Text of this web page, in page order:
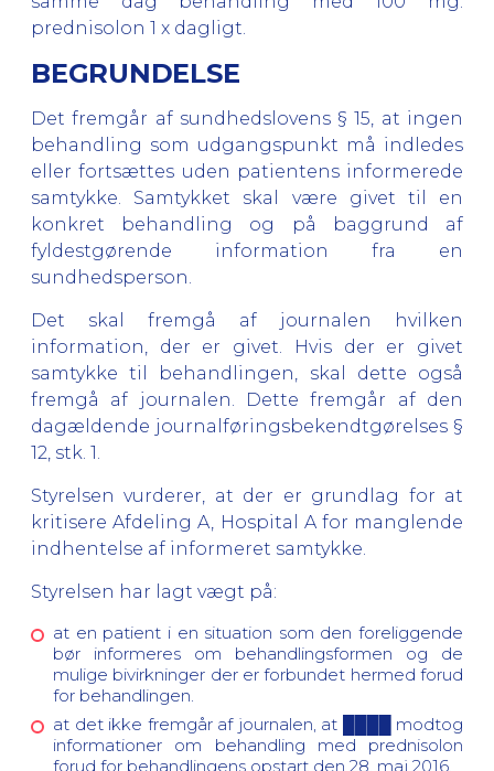
prednisolon 1 x dagligt.
BEGRUNDELSE
Det fremgår af sundhedslovens § 15, at ingen
behandling som udgangspunkt må indledes
eller fortsættes uden patientens informerede
samtykke. Samtykket skal være givet til en
konkret behandling og på baggrund af
fyldestgørende information fra en
sundhedsperson.
Det skal fremgå af journalen hvilken
information, der er givet. Hvis der er givet
samtykke til behandlingen, skal dette også
fremgå af journalen. Dette fremgår af den
dagældende journalføringsbekendtgørelses §
12, stk. 1.
Styrelsen vurderer, at der er grundlag for at
kritisere Afdeling A, Hospital A for manglende
indhentelse af informeret samtykke.
Styrelsen har lagt vægt på:
at en patient i en situation som den foreliggende
bør informeres om behandlingsformen og de
mulige bivirkninger der er forbundet hermed forud
for behandlingen.
at det ikke fremgår af journalen, at ████ modtog
informationer om behandling med prednisolon
forud for behandlingens opstart den 28. maj 2016.